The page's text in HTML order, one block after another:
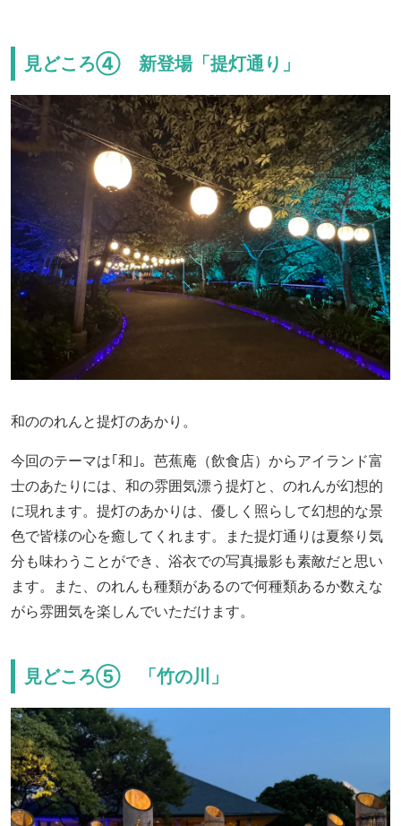
見どころ④ 新登場「提灯通り」
和ののれんと提灯のあかり。
今回のテーマは｢和｣。芭蕉庵（飲食店）からアイランド富
士のあたりには、和の雰囲気漂う提灯と、のれんが幻想的
に現れます。提灯のあかりは、優しく照らして幻想的な景
色で皆様の心を癒してくれます。また提灯通りは夏祭り気
分も味わうことができ、浴衣での写真撮影も素敵だと思い
ます。また、のれんも種類があるので何種類あるか数えな
がら雰囲気を楽しんでいただけます。
見どころ⑤ 「竹の川」